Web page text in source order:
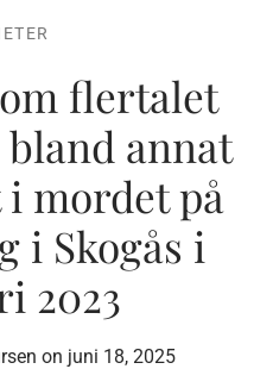
flertalet
annat
mordet på
i Skogås i
2023
on juni 18, 2025